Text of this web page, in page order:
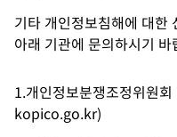
기타 개인정보침해에 대한
아래 기관에 문의하시기 바
1.개인정보분쟁조정위원
kopico.go.kr)